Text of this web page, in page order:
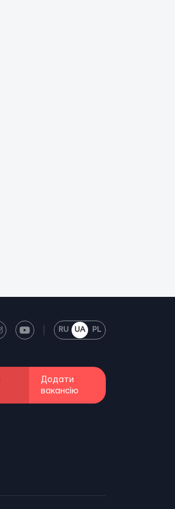
RU UA PL
Додати
вакансію